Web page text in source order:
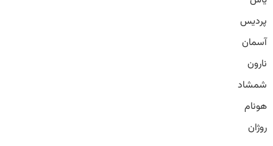
پردیس
آسمان
نارون
شمشاد
هونام
روژان